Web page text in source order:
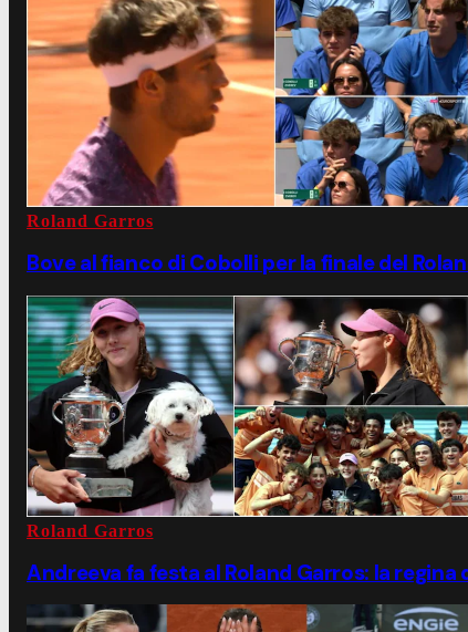
Roland Garros
Bove al fianco di Cobolli per la finale del
Roland Garros
Andreeva fa festa al Roland Garros: la